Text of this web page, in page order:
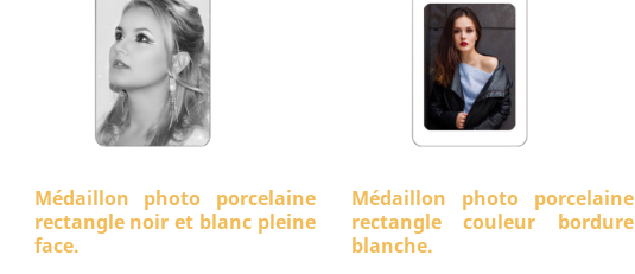
Médaillon photo porcelaine
rectangle noir et blanc pleine
face.
Médaillon photo porcelaine
rectangle couleur bordure
blanche.